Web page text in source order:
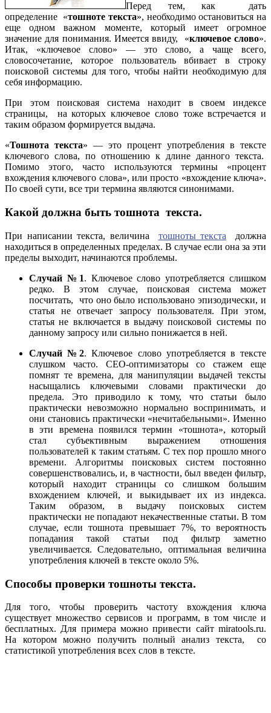
Перед тем, как дать
определение «тошноте текста», необходимо остановиться на
еще одном важном моменте, который имеет огромное
значение для понимания. Имеется ввиду, «ключевое слово».
Итак, «ключевое слово» — это слово, а чаще всего,
словосочетание, которое пользователь вбивает в строку
поисковой системы для того, чтобы найти необходимую для
себя информацию.
При этом поисковая система находит в своем индексе
страницы, на которых ключевое слово тоже встречается и
таким образом формируется выдача.
«Тошнота текста» — это процент употребления в тексте
ключевого слова, по отношению к длине данного текста.
Помимо этого, часто используются термины «процент
вхождения ключевого слова», или просто «вхождение ключа».
По своей сути, все три термина являются синонимами.
Какой должна быть тошнота текста.
При написании текста, величина тошноты текста должна
находиться в определенных пределах. В случае если она за эти
пределы выходит, начинаются проблемы.
Случай №1. Ключевое слово употребляется слишком
редко. В этом случае, поисковая система может
посчитать, что оно было использовано эпизодически, и
статья не отвечает запросу пользователя. При этом,
статья не включается в выдачу поисковой системы по
данному запросу или сильно понижается в ней.
Случай №2. Ключевое слово употребляется в тексте
слушком часто. СЕО-оптимизаторы со стажем еще
помнят те времена, для манипуляции выдачей тексты
насыщались ключевыми словами практически до
предела. Это приводило к тому, что статьи было
практически невозможно нормально воспринимать, и
они становись практически «нечитабельными». Именно
в эти времена появился термин «тошнота», который
стал субъективным выражением отношения
пользователей к таким статьям. С тех пор прошло много
времени. Алгоритмы поисковых систем постоянно
совершенствовались, и, в частности, был введен фильтр,
который находит страницы со слишком большим
вхождением ключей, и выкидывает их из индекса.
Таким образом, в выдачу поисковых систем
практически не попадают некачественные статьи. В том
случае, если тошнота превышает 7%, то вероятность
попадания такой статьи под фильтр заметно
увеличивается. Следовательно, оптимальная величина
употребления ключей в тексте около 5%.
Способы проверки тошноты текста.
Для того, чтобы проверить частоту вхождения ключа
существует множество сервисов и программ, в том числе и
бесплатных. Для примера можно привести сайт miratools.ru.
На котором можно получить полный анализ текста, со
статистикой употребления всех слов в тексте.